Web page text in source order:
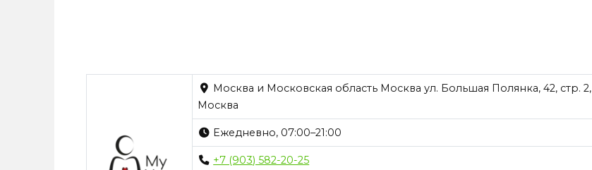
Москва и Московская область Москва ул. Большая Полянка, 42, стр. 2,
Москва
Ежедневно, 07:00–21:00
+7 (903) 582-20-25